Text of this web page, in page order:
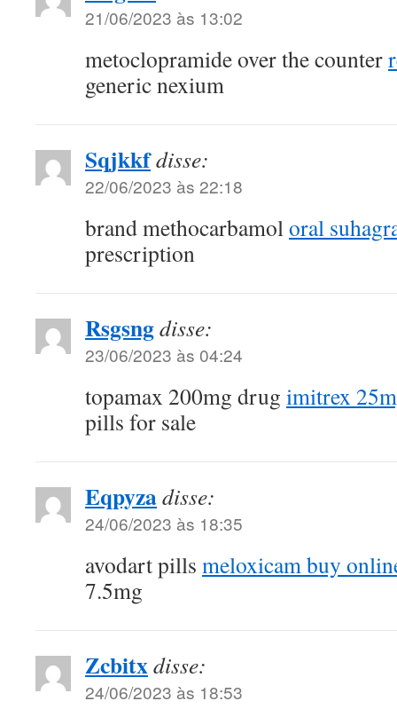
21/06/2023 às 13:02
metoclopramide over the counter
generic nexium
Sqjkkfdisse:
22/06/2023 às 22:18
brand methocarbamoloral
prescription
Rsgsngdisse:
23/06/2023 às 04:24
topamax 200mg drug imitrex
pills for sale
Eqpyzadisse:
24/06/2023 às 18:35
avodart pills meloxicam buy
7.5mg
Zcbitxdisse:
24/06/2023 às 18:53